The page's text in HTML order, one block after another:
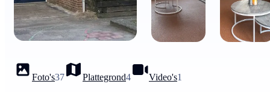
Foto's37 Plattegrond4 Video's1